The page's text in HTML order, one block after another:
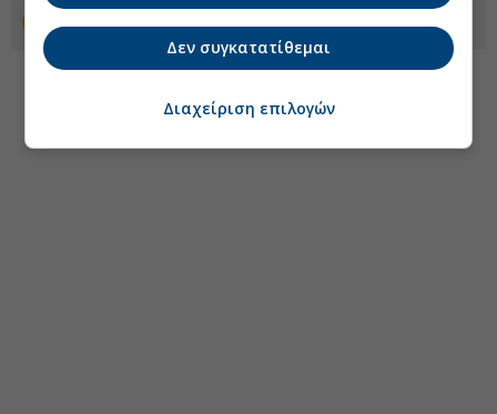
Δεν συγκατατίθεμαι
Διαχείριση επιλογών